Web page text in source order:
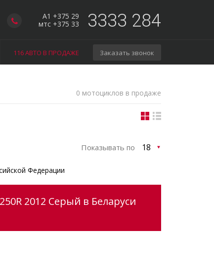
A1 +375 29
мтс +375 33
3333 284
116 АВТО В ПРОДАЖЕ Заказать звонок
0 мотоциклов в продаже
Показывать по
Федерации
2012 Серый в Беларуси